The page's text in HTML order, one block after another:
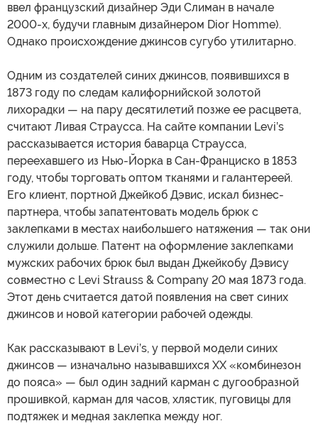
ввел французский дизайнер Эди Слиман в начале
2000-х, будучи главным дизайнером Dior Homme).
Однако происхождение джинсов сугубо утилитарно.
Одним из создателей синих джинсов, появившихся в
1873 году по следам калифорнийской золотой
лихорадки — на пару десятилетий позже ее расцвета,
считают Ливая Страусса. На сайте компании Levi’s
рассказывается история баварца Страусса,
переехавшего из Нью-Йорка в Сан-Франциско в 1853
году, чтобы торговать оптом тканями и галантереей.
Его клиент, портной Джейкоб Дэвис, искал бизнес-
партнера, чтобы запатентовать модель брюк с
заклепками в местах наибольшего натяжения — так они
служили дольше. Патент на оформление заклепками
мужских рабочих брюк был выдан Джейкобу Дэвису
совместно с Levi Strauss & Company 20 мая 1873 года.
Этот день считается датой появления на свет синих
джинсов и новой категории рабочей одежды.
Как рассказывают в Levi’s, у первой модели синих
джинсов — изначально называвшихся XX «комбинезон
до пояса» — был один задний карман с дугообразной
прошивкой, карман для часов, хлястик, пуговицы для
подтяжек и медная заклепка между ног.